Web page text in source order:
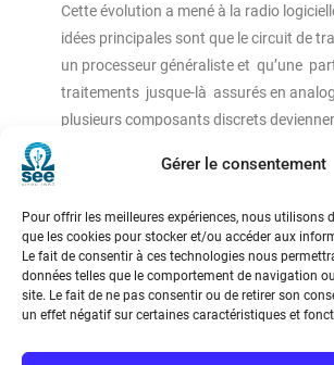
Gérer le consentement
Pour offrir les meilleures expériences, nous utilisons
que les cookies pour stocker et/ou accéder aux
Le fait de consentir à ces technologies nous
données telles que le comportement de navigation
site. Le fait de ne pas consentir ou de retirer son
un effet négatif sur certaines caractéristiques et
Cette évolution a mené à la radio
idées principales sont que le circuit de
un processeur généraliste et qu’une
traitements jusque-là assurés en
plusieurs composants discrets
Société de l’Electricité, de l’Electronique et
de l’Information et de la Communication